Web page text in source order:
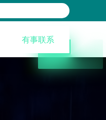
有事联系